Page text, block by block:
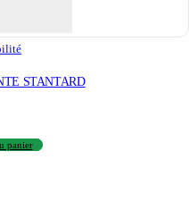
STANTARD
panier